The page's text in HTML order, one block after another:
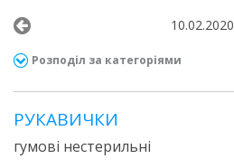
10.02.2020
Розподіл за категоріями
РУКАВИЧКИ
гумові нестерильні